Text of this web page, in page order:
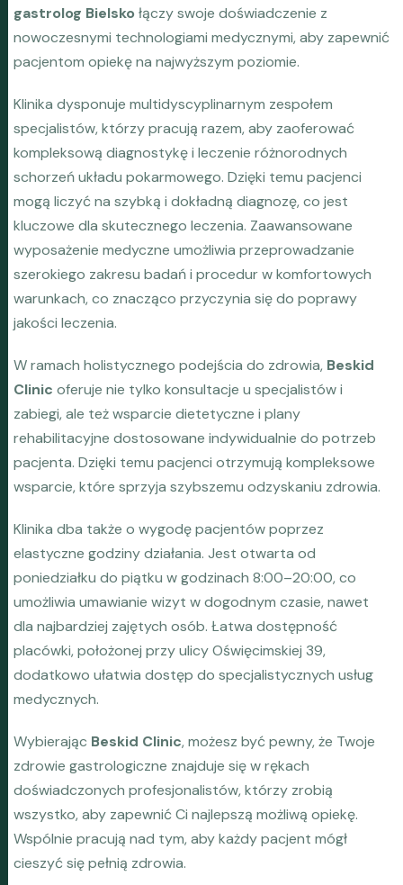
gastrolog Bielsko łączy swoje doświadczenie z
nowoczesnymi technologiami medycznymi, aby zapewnić
pacjentom opiekę na najwyższym poziomie.
Klinika dysponuje multidyscyplinarnym zespołem
specjalistów, którzy pracują razem, aby zaoferować
kompleksową diagnostykę i leczenie różnorodnych
schorzeń układu pokarmowego. Dzięki temu pacjenci
mogą liczyć na szybką i dokładną diagnozę, co jest
kluczowe dla skutecznego leczenia. Zaawansowane
wyposażenie medyczne umożliwia przeprowadzanie
szerokiego zakresu badań i procedur w komfortowych
warunkach, co znacząco przyczynia się do poprawy
jakości leczenia.
W ramach holistycznego podejścia do zdrowia, Beskid
Clinic oferuje nie tylko konsultacje u specjalistów i
zabiegi, ale też wsparcie dietetyczne i plany
rehabilitacyjne dostosowane indywidualnie do potrzeb
pacjenta. Dzięki temu pacjenci otrzymują kompleksowe
wsparcie, które sprzyja szybszemu odzyskaniu zdrowia.
Klinika dba także o wygodę pacjentów poprzez
elastyczne godziny działania. Jest otwarta od
poniedziałku do piątku w godzinach 8:00–20:00, co
umożliwia umawianie wizyt w dogodnym czasie, nawet
dla najbardziej zajętych osób. Łatwa dostępność
placówki, położonej przy ulicy Oświęcimskiej 39,
dodatkowo ułatwia dostęp do specjalistycznych usług
medycznych.
Wybierając Beskid Clinic, możesz być pewny, że Twoje
zdrowie gastrologiczne znajduje się w rękach
doświadczonych profesjonalistów, którzy zrobią
wszystko, aby zapewnić Ci najlepszą możliwą opiekę.
Wspólnie pracują nad tym, aby każdy pacjent mógł
cieszyć się pełnią zdrowia.